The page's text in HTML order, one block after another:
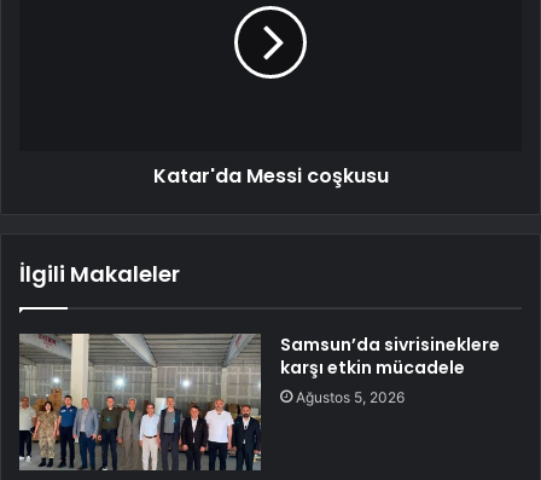
Katar'da Messi coşkusu
İlgili Makaleler
Samsun’da sivrisineklere
karşı etkin mücadele
Ağustos 5, 2026